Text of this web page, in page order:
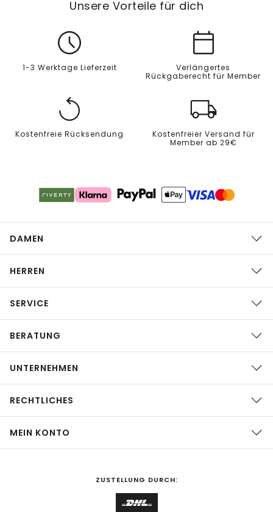
Unsere Vorteile für dich
1-3 Werktage Lieferzeit
Verlängertes
Rückgaberecht für Member
Kostenfreie Rücksendung
Kostenfreier Versand für
Member ab 29€
DAMEN
HERREN
SERVICE
BERATUNG
UNTERNEHMEN
RECHTLICHES
MEIN KONTO
ZUSTELLUNG DURCH: